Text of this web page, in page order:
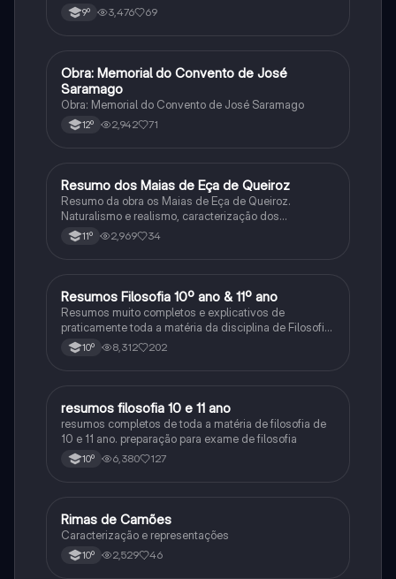
9º 3,476 69
Português
Obra: Memorial do Convento de José
Saramago
Obra: Memorial do Convento de José Saramago
12º 2,942 71
Português
Resumo dos Maias de Eça de Queiroz
Resumo da obra os Maias de Eça de Queiroz.
Naturalismo e realismo, caracterização dos
personagens e contexto histórico.
11º 2,969 34
Filosofia
Resumos Filosofia 10º ano & 11º ano
Resumos muito completos e explicativos de
praticamente toda a matéria da disciplina de Filosofia
10º 8,312 202
Filosofia
resumos filosofia 10 e 11 ano
resumos completos de toda a matéria de filosofia de
10 e 11 ano. preparação para exame de filosofia
10º 6,380 127
Português
Rimas de Camões
Caracterização e representações
10º 2,529 46